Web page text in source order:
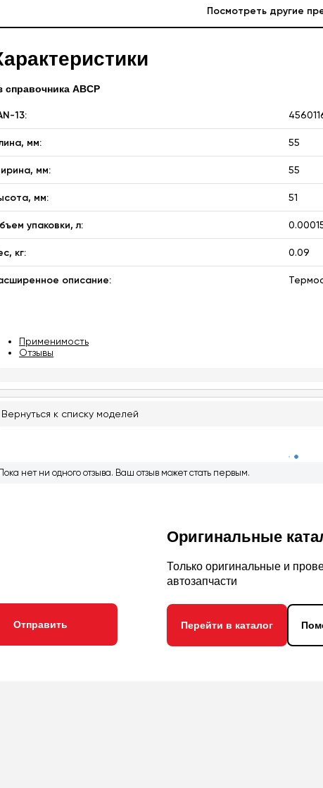
Посмотреть другие
справочника ABCP
13:
мм: 55
мм: 55
мм: 51
упаковки, л:
кг: 0.09
описание:
Применимость
Отзывы
Пока нет ни одного отзыва. Ваш отзыв может стать первым.
Оригинальные
Только оригинальные и
автозапчасти
Перейти в каталог